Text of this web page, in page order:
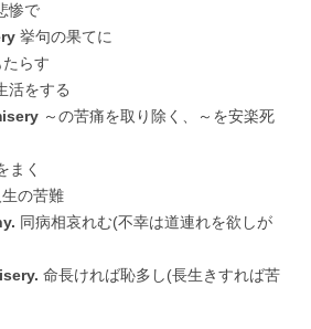
惨で
挙句の果てに
らす
活をする
～の苦痛を取り除く、～を安楽死
まく
生の苦難
同病相哀れむ(不幸は道連れを欲しが
命長ければ恥多し(長生きすれば苦